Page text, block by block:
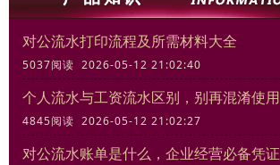
对公流水打印流程及所需材料大全
5037阅读 2026-05-12 21:02:40
个人流水与工资流水区别，别再混淆使用
4845阅读 2026-05-12 21:02:27
对公流水账单是什么，企业经营必备凭证